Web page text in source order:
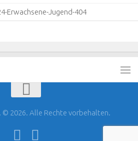
Erwachsene-Jugend-404
© 2026. Alle Rechte vorbehalten.